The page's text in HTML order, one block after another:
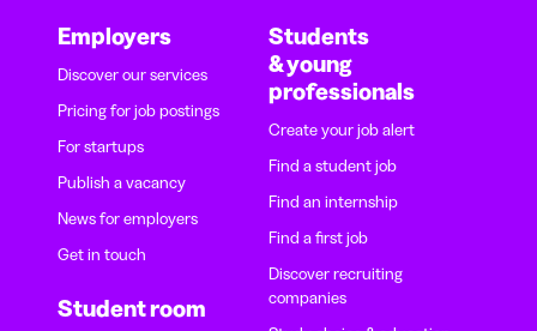
Employers
Discover our services
Pricing for job postings
For startups
Publish a vacancy
News for employers
Get in touch
Student room
Students
& young
professionals
Create your job alert
Find a student job
Find an internship
Find a first job
Discover recruiting
companies